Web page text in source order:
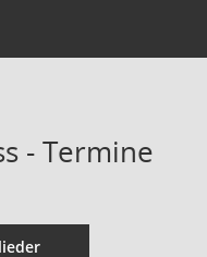
- Termine